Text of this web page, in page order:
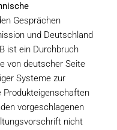
Gesprächen
und Deutschland
ist ein Durchbruch
von deutscher Seite
Systeme zur
Produkteigenschaften
vorgeschlagenen
nicht